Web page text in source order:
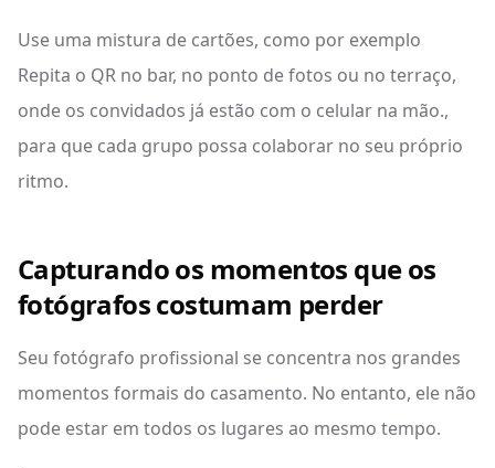
Use uma mistura de cartões, como por exemplo
Repita o QR no bar, no ponto de fotos ou no terraço,
onde os convidados já estão com o celular na mão.,
para que cada grupo possa colaborar no seu próprio
ritmo.
Capturando os momentos que os
fotógrafos costumam perder
Seu fotógrafo profissional se concentra nos grandes
momentos formais do casamento. No entanto, ele não
pode estar em todos os lugares ao mesmo tempo.